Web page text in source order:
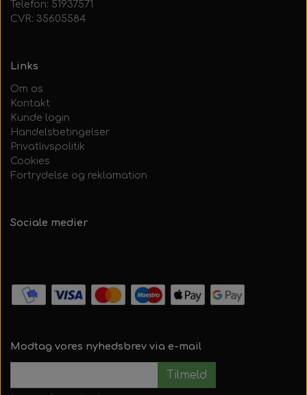
Telefon: 51937571
CVR: 35605584
Links
Om os
Kontakt
Kunde login
Handelsbetingelser
Privatlivspolitik
Cookies
Fortrydelse og reklamation
Sociale medier
Modtag vores nyhedsbrev via e-mail
Tilmeld